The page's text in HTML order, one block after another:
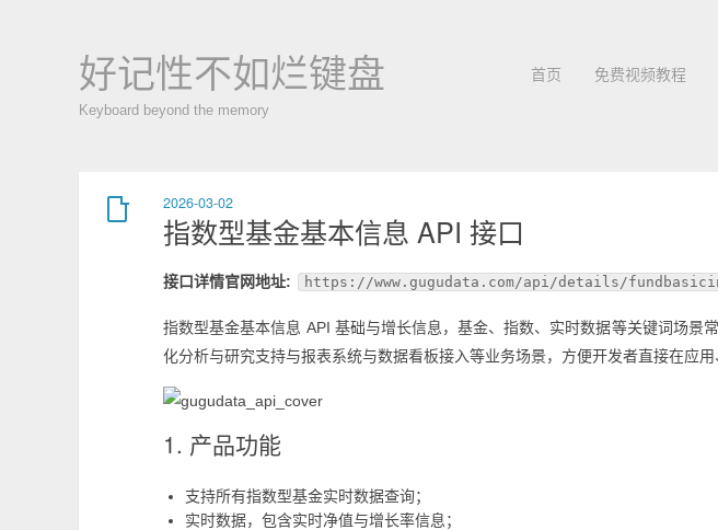
好记性不如烂键盘
Keyboard beyond the memory
首页 免费视频教程
2026-03-02
指数型基金基本信息 API 接口
接口详情官网地址: https://www.gugudata.com/api/details/
指数型基金基本信息 API 基础与增长信息，基金、指数、实时数据等关键词场景
化分析与研究支持与报表系统与数据看板接入等业务场景，方便开发者直接在应用
1. 产品功能
支持所有指数型基金实时数据查询；
实时数据，包含实时净值与增长率信息；